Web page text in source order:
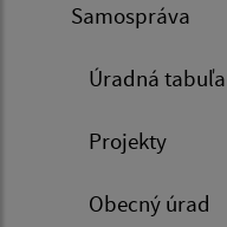
Samospráva
Úradná tabuľa
Projekty
Obecný úrad